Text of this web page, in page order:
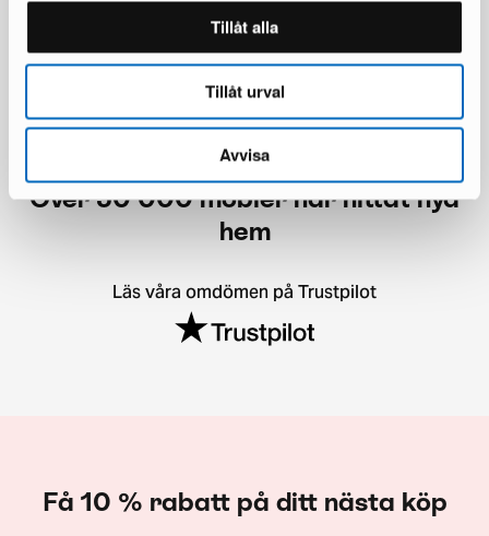
Tillåt alla
Tillåt urval
Avvisa
Över 50 000 möbler har hittat nya
hem
Läs våra omdömen på Trustpilot
Få 10 % rabatt på ditt nästa köp